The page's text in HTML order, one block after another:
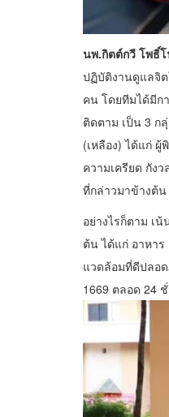
นพ.กิตต์กวี โพธิ์
ปฏิบัติงานดูแลจิ
คน โดยทีมได้มีก
ติดตาม เป็น 3 ก
(เหลือง) ได้แก่
ความเครียด กัง
ที่กล่าวมาข้างต้น
อย่างไรก็ตาม เ
ต้น ได้แก่ อาหาร
แวดล้อมที่ดีปลอ
1669 ตลอด 24